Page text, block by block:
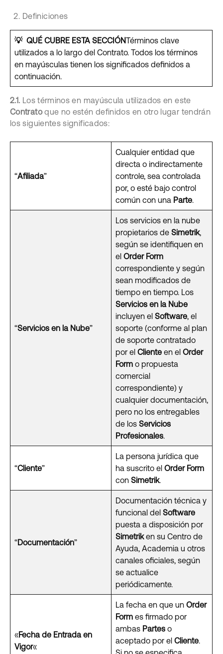
Definiciones
💡QUÉ CUBRE ESTA SECCIÓNTérminos clave
utilizados a lo largo del Contrato. Todos los términos
en mayúsculas tienen los significados definidos a
continuación.
2.1. Los términos en mayúscula utilizados en este
Contratoque no estén definidos en otro lugar tendrán
los siguientes significados:
“Afiliada”
Cualquier entidad que
directa o indirectamente
controle, sea controlada
por, o esté bajo control
común con una Parte.
“Servicios en la Nube”
Los servicios en la nube
propietarios de Simetrik,
según se identifiquen en
el Order Form
correspondiente y según
sean modificados de
tiempo en tiempo. Los
Servicios en la Nube
incluyen el Software, el
soporte (conforme al plan
de soporte contratado
por el Cliente en el Order
Form o propuesta
comercial
correspondiente) y
cualquier documentación,
pero no los entregables
de los Servicios
Profesionales.
“Cliente”
La persona jurídica que
ha suscrito el Order Form
con Simetrik.
“Documentación”
Documentación técnica y
funcional del Software
puesta a disposición por
Simetriken su Centro de
Ayuda, Academia u otros
canales oficiales, según
se actualice
periódicamente.
«Fecha de Entrada en
Vigor«
La fecha en que un Order
Form es firmado por
ambas Partes o
aceptado por el Cliente.